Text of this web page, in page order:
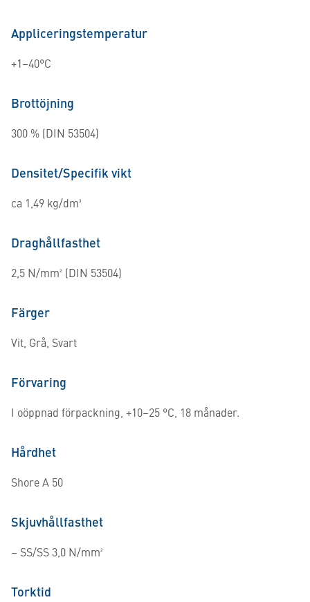
Appliceringstemperatur
+1–40°C
Brottöjning
300 % (DIN 53504)
Densitet/Specifik vikt
ca 1,49 kg/dm³
Draghållfasthet
2,5 N/mm² (DIN 53504)
Färger
Vit, Grå, Svart
Förvaring
I oöppnad förpackning, +10–25 °C, 18 månader.
Hårdhet
Shore A 50
Skjuvhållfasthet
– SS/SS 3,0 N/mm²
Torktid